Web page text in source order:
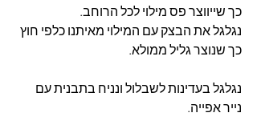
כך שייווצר פס מילוי לכל הרוחב.
נגלגל את הבצק עם המילוי מאיתנו כלפי חוץ
כך שנוצר גליל ממולא.
נגלגל בעדינות לשבלול ונניח בתבנית עם
נייר אפייה.